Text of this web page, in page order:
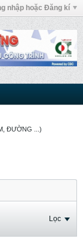
nhập hoặc Đăng kí
ĐƯỜNG ...)
Lọc